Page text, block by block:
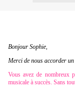
Bonjour Sophie,
Merci de nous accorder
Vous avez de nombreux
musicale à succès. Sans